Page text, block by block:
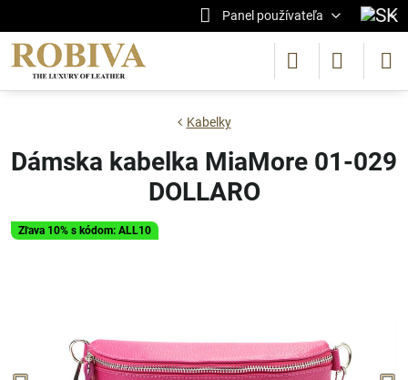
Panel používateľa
Zľava 10% s kódom: ALL10
Kabelky
Dámska kabelka MiaMore 01-029
DOLLARO